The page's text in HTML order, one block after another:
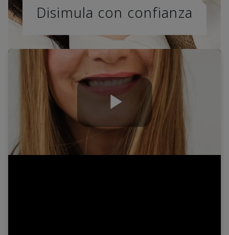
Disimula con confianza
Play